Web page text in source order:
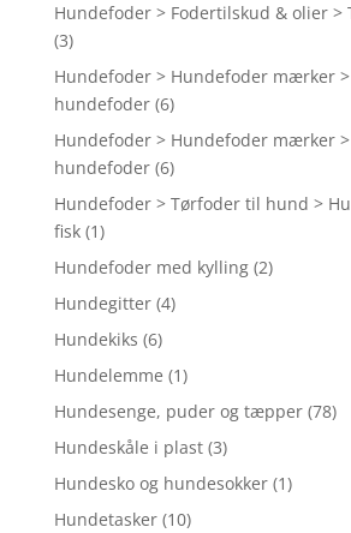
Hundefoder > Fodertilskud & olier
(3)
Hundefoder > Hundefoder mærker
hundefoder (6)
Hundefoder > Hundefoder mærker
hundefoder (6)
Hundefoder > Tørfoder til hund >
fisk (1)
Hundefoder med kylling (2)
Hundegitter (4)
Hundekiks (6)
Hundelemme (1)
Hundesenge, puder og tæpper (78)
Hundeskåle i plast (3)
Hundesko og hundesokker (1)
Hundetasker (10)